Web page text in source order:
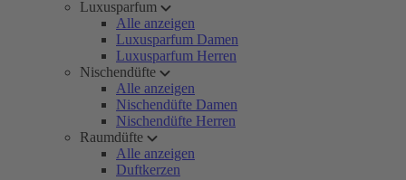
Luxusparfum
Alle anzeigen
Luxusparfum Damen
Luxusparfum Herren
Nischendüfte
Alle anzeigen
Nischendüfte Damen
Nischendüfte Herren
Raumdüfte
Alle anzeigen
Duftkerzen